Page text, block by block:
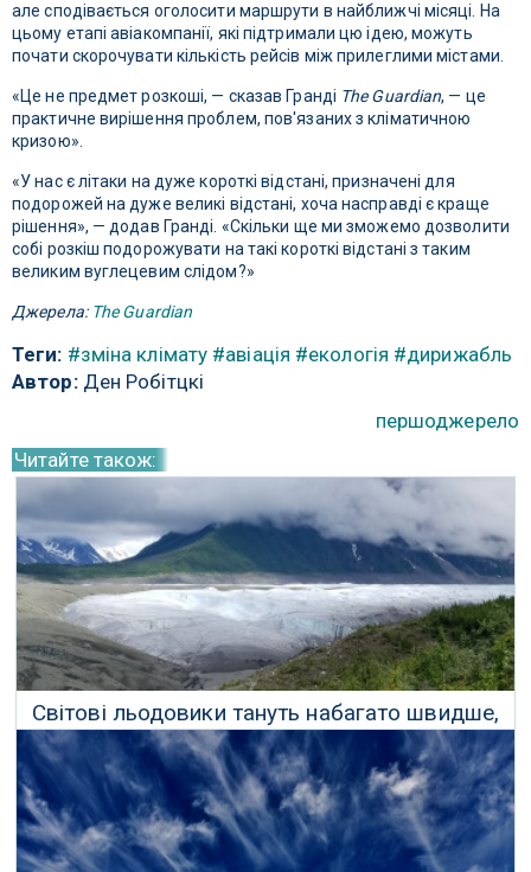
але сподівається оголосити маршрути в найближчі місяці. На
цьому етапі авіакомпанії, які підтримали цю ідею, можуть
почати скорочувати кількість рейсів між прилеглими містами.
«Це не предмет розкоші, — сказав Гранді The Guardian, — це
практичне вирішення проблем, пов'язаних з кліматичною
кризою».
«У нас є літаки на дуже короткі відстані, призначені для
подорожей на дуже великі відстані, хоча насправді є краще
рішення», — додав Гранді. «Скільки ще ми зможемо дозволити
собі розкіш подорожувати на такі короткі відстані з таким
великим вуглецевим слідом?»
Джерела: The Guardian
Теги: #зміна клімату #авіація #екологія #дирижабль
Автор:Ден Робітцкі
першоджерело
Читайте також:
Світові льодовики тануть набагато швидше,
ніж ми думали
03 Травня 2021 р.